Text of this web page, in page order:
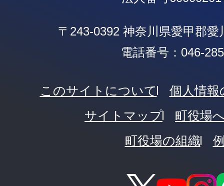
〒243-0392 神奈川県愛甲郡愛
電話番号：046-
このサイトについて
個人情
サイトマップ
町役場
町役場の組織